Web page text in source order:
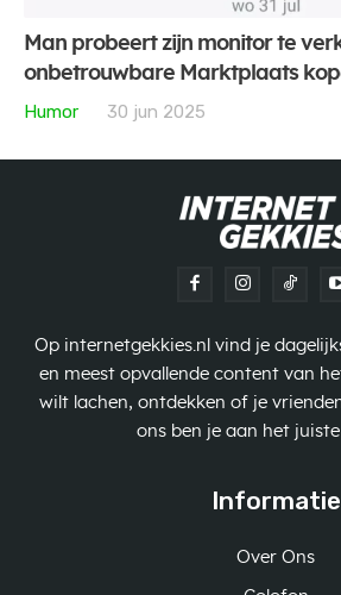
Man probeert zijn monitor te
onbetrouwbare Marktplaats
Humor
30 jun 2025
Op internetgekkies.nl vind je
en meest opvallende content van
wilt lachen, ontdekken of je
ons ben je aan het
Informatie
Over Ons